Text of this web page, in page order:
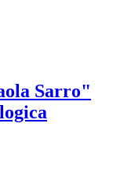
Sarro"